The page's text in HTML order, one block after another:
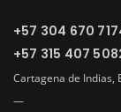
l
i
u
n
+57 304 670
+57 315 407
Cartagena de Indias,
—